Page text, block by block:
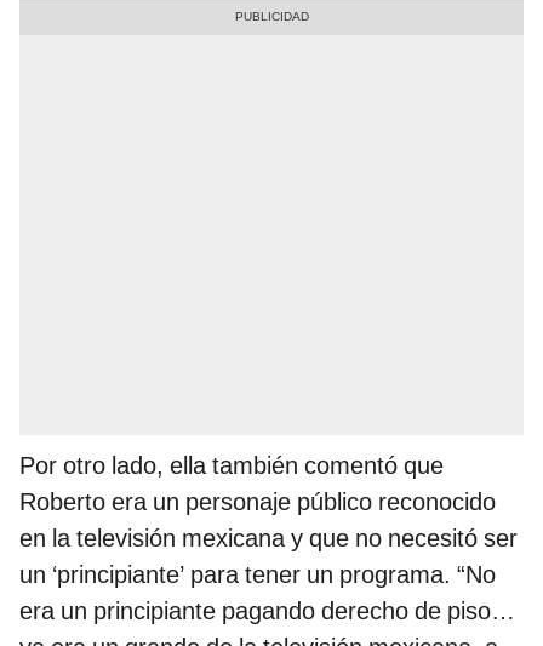
Por otro lado, ella también comentó que
Roberto era un personaje público reconocido
en la televisión mexicana y que no necesitó ser
un ‘principiante’ para tener un programa. “No
era un principiante pagando derecho de piso…